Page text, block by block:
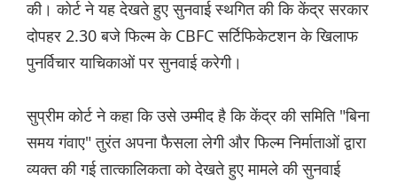
की। कोर्ट ने यह देखते हुए सुनवाई स्थगित की कि केंद्र सरकार
दोपहर 2.30 बजे फिल्म के CBFC सर्टिफिकेटशन के खिलाफ
पुनर्विचार याचिकाओं पर सुनवाई करेगी।
सुप्रीम कोर्ट ने कहा कि उसे उम्मीद है कि केंद्र की समिति "बिना
समय गंवाए" तुरंत अपना फैसला लेगी और फिल्म निर्माताओं द्वारा
व्यक्त की गई तात्कालिकता को देखते हुए मामले की सुनवाई